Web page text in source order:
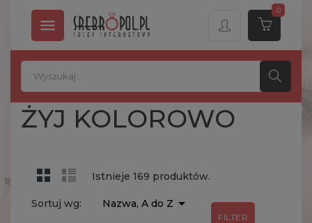

0
ŻYJ KOLOROWO
Istnieje 169 produktów.
Sortuj wg: Nazwa, A do Z 
FILTER